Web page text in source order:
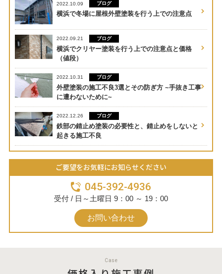
2022.10.09 ブログ
横浜で冬場に屋根外壁塗装を行う上での注意点
2022.09.21 ブログ
横浜でクリヤー塗装を行う上での注意点と価格
（値段）
2022.10.31 ブログ
外壁塗装の施工不良3選とその防ぎ方 ~手抜き工事
に遭わないために~
2022.12.26 ブログ
鉄部の錆止め塗装の必要性と、錆止めをしないと
起きる施工不良
ご要望をお気軽にお知らせください
045-392-4936
受付 / 日～土曜日 9：00 ～ 19：00
お問い合わせ
Case